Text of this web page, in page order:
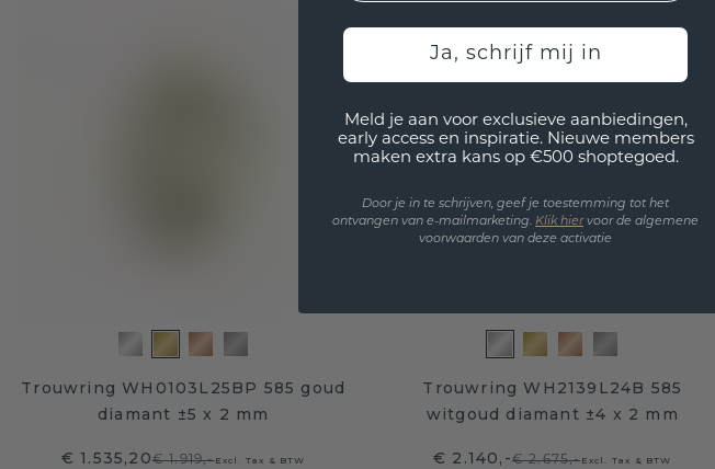
Trouwring WH0103L25BP 585 goud
diamant ±5 x 2 mm
€ 1.535,20€ 1.919,-Excl. Tax & BTW
Trouwring WH2139L24B 585
witgoud diamant ±4 x 2 mm
€ 2.140,-€ 2.675,-Excl. Tax & BTW
Ja, schrijf mij in
Meld je aan voor exclusieve aanbiedingen,
early access en inspiratie. Nieuwe members
maken extra kans op €500 shoptegoed.
Door je in te schrijven, geef je toestemming tot het
ontvangen van e-mailmarketing. Klik hiervoor de algemene
voorwaarden van deze activatie